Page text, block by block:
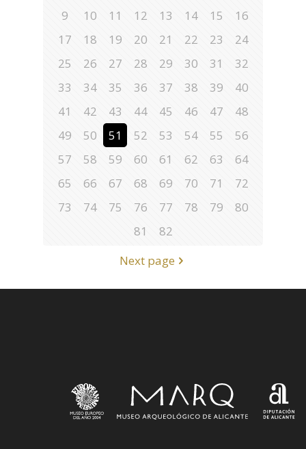
9
10 11 12 13 14 15
16
17
18 19 20 21 22 23
24
25
26 27 28 29 30 31
32
33
34 35 36 37 38 39
40
41
42 43 44 45 46 47
48
49
50 51 52 53 54 55
56
57
58 59 60 61 62 63
64
65
66 67 68 69 70 71
72
73
74 75 76 77 78 79
80
81
82
Next page